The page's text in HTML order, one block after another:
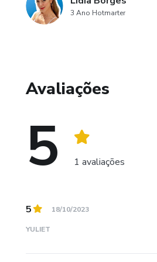
3 Ano Hotmarter
Avaliações
5 1 avaliações
5 18/10/2023
YULIET